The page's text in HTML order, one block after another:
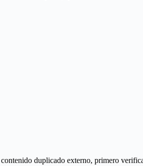
duplicado externo, primero